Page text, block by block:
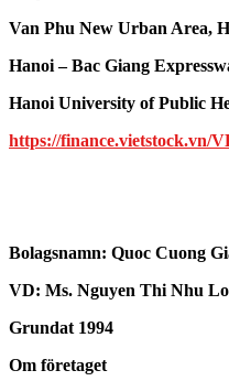
Van Phu New Urban Area,
Hanoi – Bac Giang
Hanoi University of Public
https://finance.vietstock.vn/
Bolagsnamn: Quoc Cuong
VD: Ms. Nguyen Thi Nhu
Grundat 1994
Om företaget